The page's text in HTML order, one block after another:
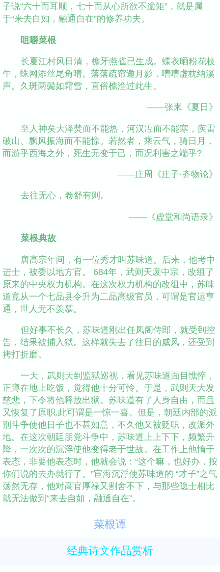
子说“六十而耳顺，七十而从心所欲不逾矩”，就是属
于“来去自如，融通自在”的修养功夫。
咀嚼菜根
长夏江村风日清，檐牙燕雀已生成。蝶衣晒粉花枝
午，蛛网添丝尾角晴。落落疏帘邀月影，嘈嘈虚枕纳溪
声。久斑两鬓如霜雪，直俗樵渔过此生。
——张耒《夏日》
至人神矣大泽焚而不能热，河汉冱而不能寒，疾雷
破山、飘风振海而不能惊。若然者，乘云气，骑日月，
而游乎西海之外，死生无变于己，而况利害之端乎?
——庄周《庄子·齐物论》
去往无心，卷舒有则。
——《虚堂和尚语录》
菜根典故
唐高宗年间，有一位秀才叫苏味道。后来，他考中
进士，被委以地方官。 684年，武则天废中宗，改组了
原来的中央权力机构。在这次权力机构的改组中，苏味
道竟从一个七品县令升为二品高级官员，可谓是官运亨
通，世人无不羡慕。
但好事不长久，苏味道刚出任凤阁侍郎，就受到控
告，结果被捕入狱。这样就失去了往日的威风，还受到
拷打折磨。
一天，武则天到监狱巡视，看见苏味道面目憔悴，
正蹲在地上吃饭，觉得他十分可怜。于是，武则天大发
慈悲，下令将他释放出狱。苏味道有了人身自由，而且
又恢复了原职,此可谓是一惊一喜。但是，朝廷内部的派
别斗争使他日子也不甚如意，不久他又被贬职，改派外
地。在这次朝廷朋党斗争中，苏味道上上下下，频繁升
降，一次次的沉浮使他变得老于世故。在工作上他惰于
表态，非要他表态时，他就会说：“这个嘛，也好办，按
你们说的去办就行了。”宦海沉浮使苏味道的 “才子”之气
荡然无存，他对高官厚禄又割舍不下，与那些隐士相比
就无法做到“来去自如，融通自在”。
菜根谭
经典诗文作品赏析